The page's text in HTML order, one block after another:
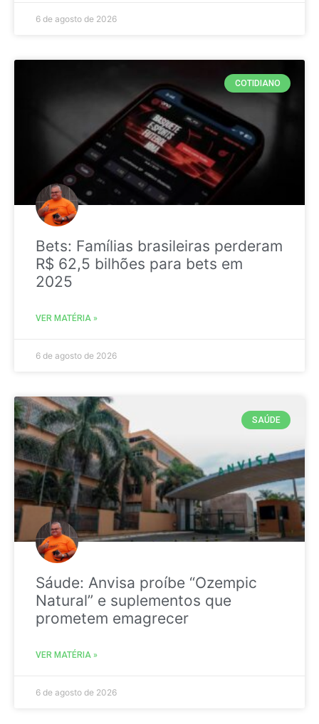
6 de agosto de 2026
COTIDIANO
Bets: Famílias brasileiras perderam
R$ 62,5 bilhões para bets em
2025
VER MATÉRIA »
6 de agosto de 2026
SAÚDE
Sáude: Anvisa proíbe “Ozempic
Natural” e suplementos que
prometem emagrecer
VER MATÉRIA »
6 de agosto de 2026